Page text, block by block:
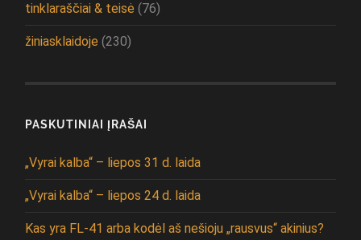
tinklaraščiai & teisė (76)
žiniasklaidoje (230)
PASKUTINIAI ĮRAŠAI
„Vyrai kalba“ – liepos 31 d. laida
„Vyrai kalba“ – liepos 24 d. laida
Kas yra FL-41 arba kodėl aš nešioju „rausvus“ akinius?